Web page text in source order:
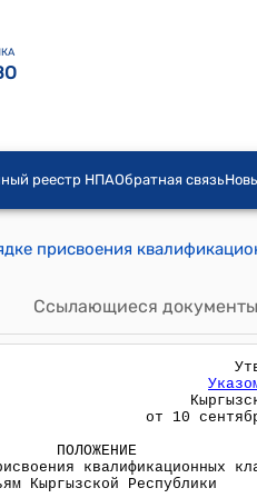
реестр НПАОбратная связь
Ссылающиеся документы